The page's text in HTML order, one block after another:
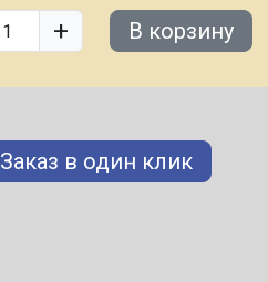
+ В корзину
Заказ в один клик